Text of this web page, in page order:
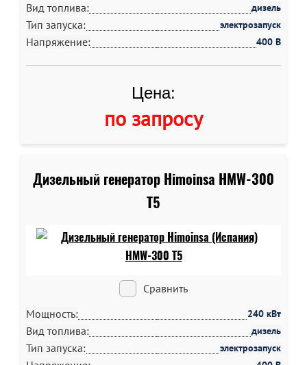
Вид топлива: дизель
Тип запуска: электрозапуск
Напряжение: 400 В
Цена:
по запросу
Дизельный генератор Himoinsa HMW-300
T5
Сравнить
Мощность:
240 кВт
Вид топлива: дизель
Тип запуска: электрозапуск